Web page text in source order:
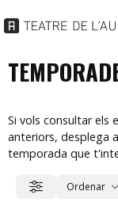
Si vols consultar els
anteriors, desplega
temporada que
FiltrarOrdenar